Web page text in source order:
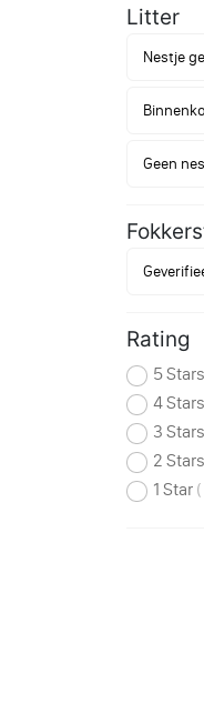
Litter
Nestje
Geen
Rating
5 Stars
4 Stars
3 Stars
2 Stars
1 Star